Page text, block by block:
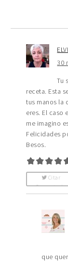
30
Tu
receta. Esta
tus manos la
eres. El caso
me imagino
Felicidades
Besos.
Citar
Comentario
que